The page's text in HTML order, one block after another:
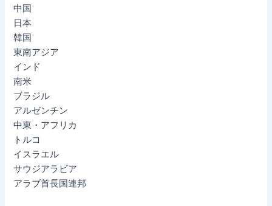
中国
日本
韓国
東南アジア
インド
南米
ブラジル
アルゼンチン
中東・アフリカ
トルコ
イスラエル
サウジアラビア
アラブ首長国連邦